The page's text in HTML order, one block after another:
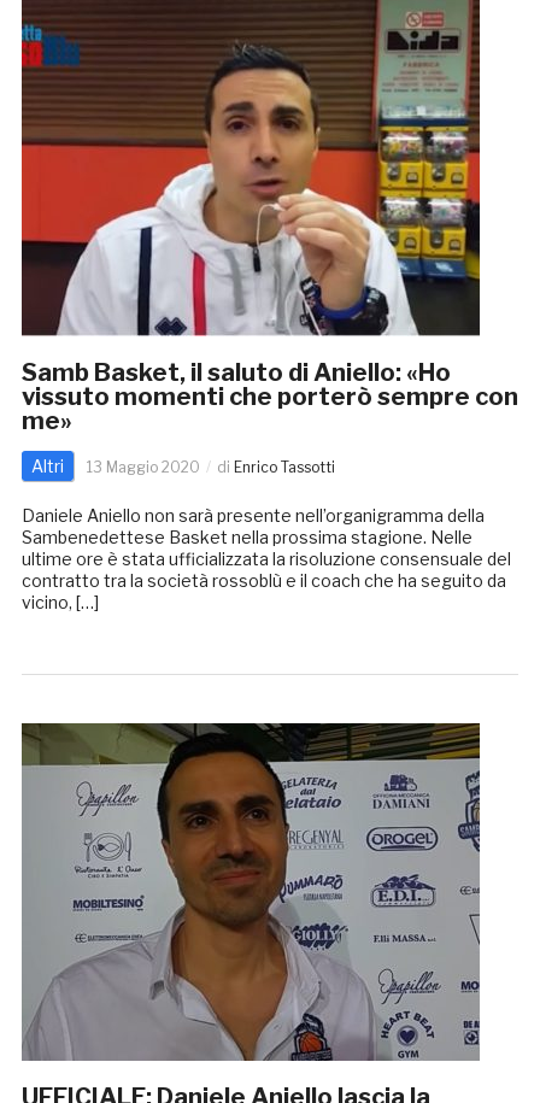
Samb Basket, il saluto di Aniello: «Ho
vissuto momenti che porterò sempre con
me»
Altri 13 Maggio 2020 di Enrico Tassotti
Daniele Aniello non sarà presente nell’organigramma della
Sambenedettese Basket nella prossima stagione. Nelle
ultime ore è stata ufficializzata la risoluzione consensuale del
contratto tra la società rossoblù e il coach che ha seguito da
vicino, […]